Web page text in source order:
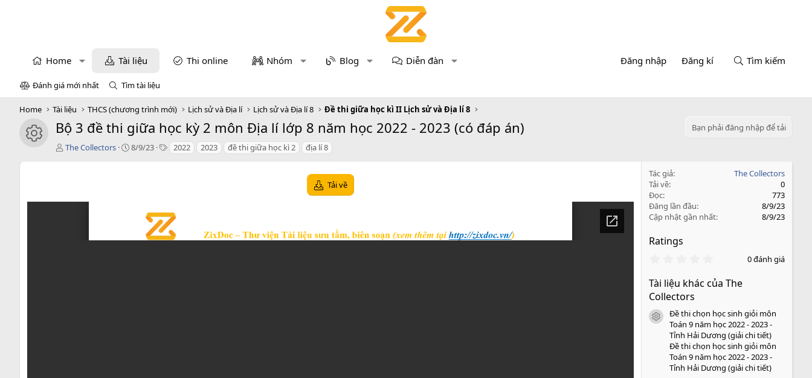
Home Tài liệu Thi online Nhóm Blog Diễn đàn Đăng nhập Đăng kí Tìm kiếm
Đánh giá mới nhất Tìm tài liệu
Home Tài liệu THCS (chương trình mới) Lịch sử và Địa lí Lịch sử và Địa lí 8 Đề thi giữa học kì II Lịch sử và Địa lí 8
icon tài liệu
Bộ 3 đề thi giữa học kỳ 2 môn Địa lí lớp 8 năm học 2022 - 2023 (có đáp án)
Bạn phải đăng nhập để tải
T
ả
The Collectors
C
8/9/23
T 2022 2023 đề thi giữa học kì 2 địa lí 8
Tải về
Tác giả
The Collectors
Tải về
0
Đọc
773
Đăng lần đầu
8/9/23
Cập nhật gần nhất
8/9/23
Ratings
0
0
o
0 đánh giá
Tài liệu khác của The
Collectors
icon tài liệu
Đề thi chọn học sinh giỏi môn
Toán 9 năm học 2022 - 2023 -
Tỉnh Hải Dương (giải chi tiết)
Đề thi chọn học sinh giỏi môn
Toán 9 năm học 2022 - 2023 -
Tỉnh Hải Dương (giải chi tiết)